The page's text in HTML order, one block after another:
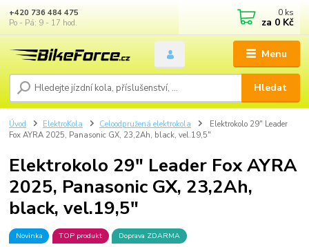
Menu
Hledat
+420 736 484 475
Po - Pá: 9 - 17 hod.
0 ks
za 0 Kč
Úvod ElektroKola Celoodpružená elektrokola
Elektrokolo 29" Leader
Fox AYRA 2025, Panasonic GX, 23,2Ah, black, vel.19,5"
Elektrokolo 29" Leader Fox AYRA
2025, Panasonic GX, 23,2Ah,
black, vel.19,5"
Novinka TOP produkt Doprava ZDARMA